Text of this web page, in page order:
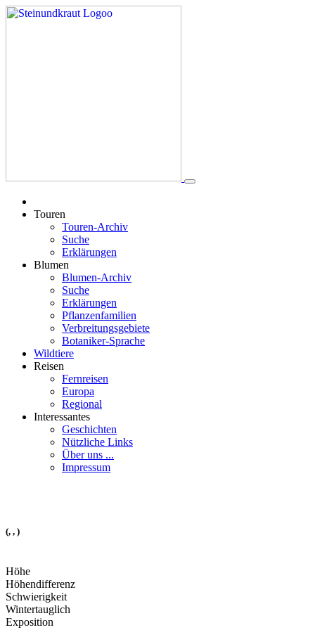
Touren
Touren-Archiv
Suche
Erklärungen
Blumen
Blumen-Archiv
Suche
Erklärungen
Pflanzenfamilien
Verbreitungsgebiete
Botaniker-Sprache
Wildtiere
Reisen
Fernreisen
Europa
Regional
Interessantes
Geschichten
Nützliche Links
Über uns ...
Impressum
(, , )
Höhe
Höhendifferenz
Schwierigkeit
Wintertauglich
Exposition